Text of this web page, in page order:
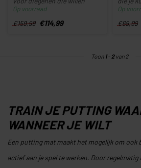
grinden. Zie dit meer als ee...
Op voorraad
€159,99 €114,99
Op
€69,99
Toon 1- 2van 2
TRAIN JE PUTTING
WANNEER JE WILT
Een putting mat maakt het mogelijk om ook
actief aan je spel te werken. Door regelmatig